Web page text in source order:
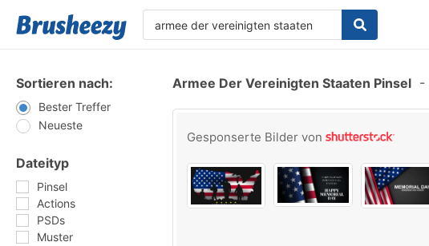
Sortieren nach:
Bester Treffer
Neueste
Dateityp
Pinsel
Actions
PSDs
Muster
Armee Der Vereinigten Staaten Pinsel -
Gesponserte Bilder von